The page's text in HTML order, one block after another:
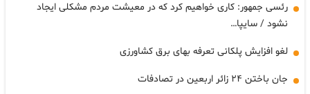
رئسی جمهور: کاری خواهیم کرد که در معیشت مردم مشکلی ایجاد
نشود / سایپا…
لغو افزایش پلکانی تعرفه بهای برق کشاورزی
جان باختن ۲۴ زائر اربعین در تصادفات